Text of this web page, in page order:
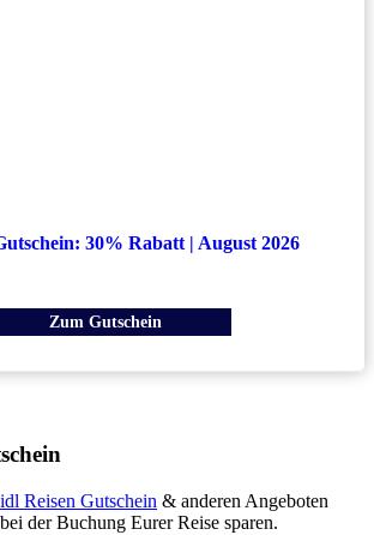
30% Rabatt | August 2026
Zum Gutschein
Reisen Gutschein & anderen Angeboten
der Buchung Eurer Reise sparen.